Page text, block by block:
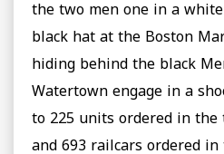
the two men one in a
black hat at the Boston
hiding behind the black
Watertown engage in a
to 225 units ordered in
and 693 railcars ordered